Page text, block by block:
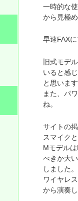
一時的な
から見極
早速FAX
旧式モデ
いると感
と思います
また、パ
ね。
サイトの
スマイク
Mモデル
べきか大
しました。
ワイヤレ
から演奏